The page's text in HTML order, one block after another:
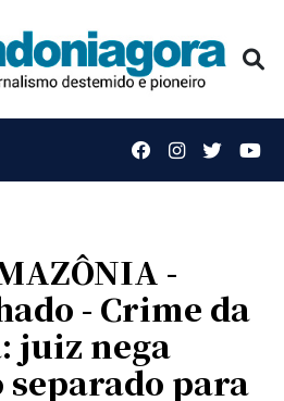
-
- Crime da
juiz nega
para